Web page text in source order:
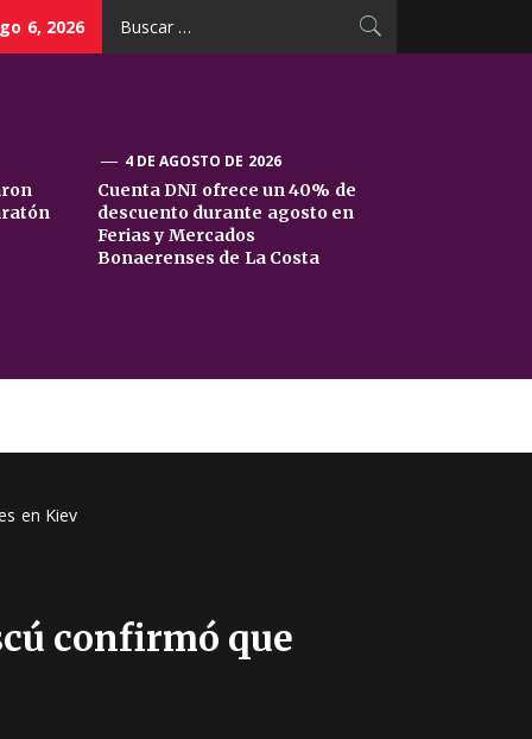
6, 2026
4 DE AGOSTO DE 2026
Cuenta DNI ofrece un 40% de
descuento durante agosto en
Ferias y Mercados
Bonaerenses de La Costa
en Kiev
confirmó que